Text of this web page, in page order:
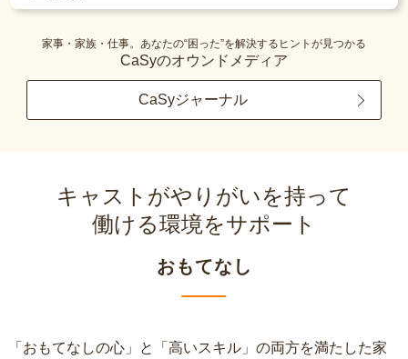
家事・家族・仕事。あなたの“困った”を解決するヒントが見つかる
CaSyのオウンドメディア
CaSyジャーナル
キャストがやりがいを持って
働ける環境をサポート
おもてなし
「おもてなしの心」と「高いスキル」の両方を満たした家